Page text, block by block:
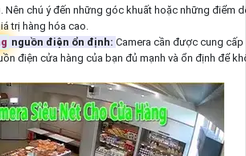
Nên chú ý đến những góc khuất hoặc những điểm
trị hàng hóa cao.
nguồn điện ổn định: Camera cần được cung
điện cửa hàng của bạn đủ mạnh và ổn định để